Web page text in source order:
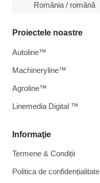
România / română
Informaţie
Termene & Condiții
Politica de confidențialitate
Proiectele noastre
Autoline™
Machineryline™
Agroline™
Linemedia Digital ™